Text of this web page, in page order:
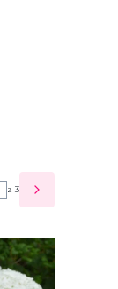
z 3 NASTĘPNE